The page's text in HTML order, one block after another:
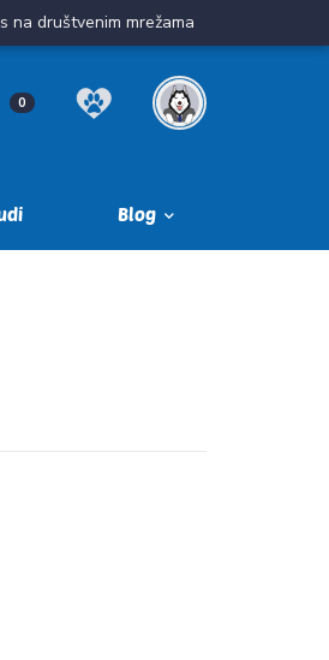
na društvenim mrežama
0
Blog